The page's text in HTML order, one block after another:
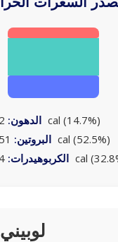
الدهون: 42 cal (14.7%)
البروتين: 151 cal (52.5%)
الكربوهيدرات: 94 cal
About لوبيني